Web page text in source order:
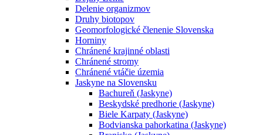
Delenie organizmov
Druhy biotopov
Geomorfologické členenie Slovenska
Horniny
Chránené krajinné oblasti
Chránené stromy
Chránené vtáčie územia
Jaskyne na Slovensku
Bachureň (Jaskyne)
Beskydské predhorie (Jaskyne)
Biele Karpaty (Jaskyne)
Bodvianska pahorkatina (Jaskyne)